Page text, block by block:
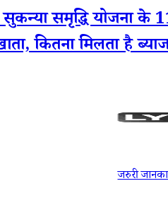
समृद्धि योजना के
कितना मिलता है
जरुरी